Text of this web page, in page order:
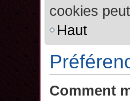
cookies
Haut
Comment